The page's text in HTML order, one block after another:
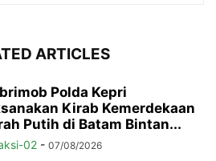
ARTICLES
Polda Kepri
Kirab Kemerdekaan
Putih di Batam Bintan...
02 - 07/08/2026